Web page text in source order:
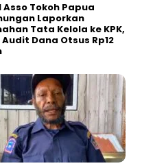
Asso Tokoh Papua
Laporkan
Tata Kelola ke KPK,
Dana Otsus Rp12